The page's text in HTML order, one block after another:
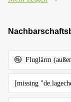
Fluglärm
[missing